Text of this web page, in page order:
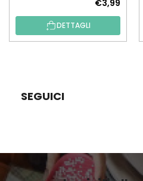
€3,99
DETTAGLI
G
SEGUICI